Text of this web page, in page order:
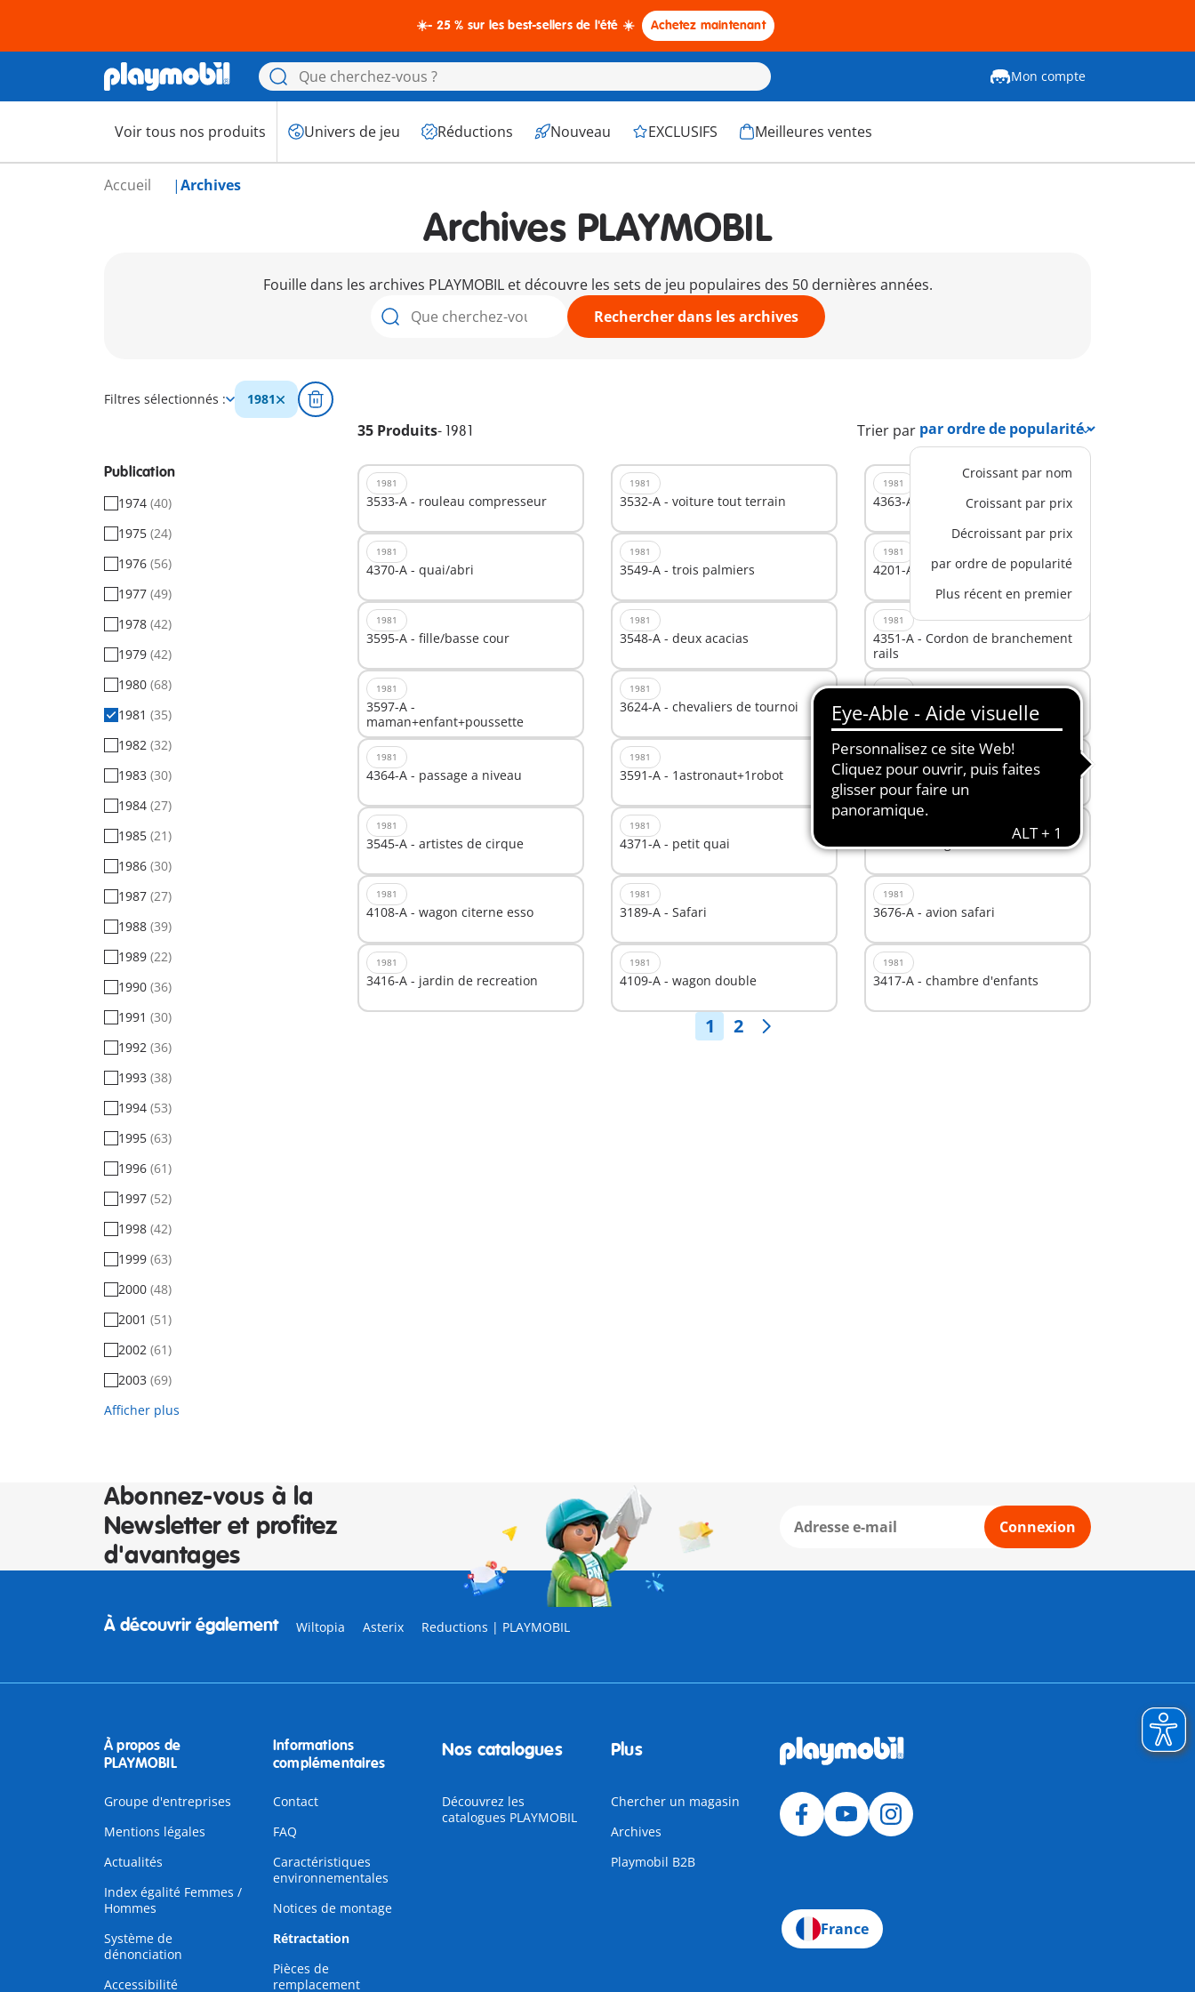
☀️- 25 % sur les best-sellers de l'été ☀️ Achetez maintenant
Mon compte
Voir tous nos produits Univers de jeu Réductions Nouveau EXCLUSIFS Meilleures ventes
Accueil Archives
Archives PLAYMOBIL
Fouille dans les archives PLAYMOBIL et découvre les sets de jeu populaires des 50 dernières années.
Rechercher dans les archives
Filtres sélectionnés : 1981
35 Produits- 1981 Trier par
Croissant par nom
Croissant par prix
Décroissant par prix
par ordre de popularité
Plus récent en premier
Publication
1974 (40)
1975 (24)
1976 (56)
1977 (49)
1978 (42)
1979 (42)
1980 (68)
1981 (35)
1982 (32)
1983 (30)
1984 (27)
1985 (21)
1986 (30)
1987 (27)
1988 (39)
1989 (22)
1990 (36)
1991 (30)
1992 (36)
1993 (38)
1994 (53)
1995 (63)
1996 (61)
1997 (52)
1998 (42)
1999 (63)
2000 (48)
2001 (51)
2002 (61)
2003 (69)
Afficher plus
1981
3533-A - rouleau compresseur
1981
3532-A - voiture tout terrain
1981
4363-A - cable d.raccor.4369
1981
4370-A - quai/abri
1981
3549-A - trois palmiers
1981
4201-A - transports paquets
1981
3595-A - fille/basse cour
1981
3548-A - deux acacias
1981
4351-A - Cordon de branchement
rails
1981
3597-A -
maman+enfant+poussette
1981
3624-A - chevaliers de tournoi
1981
4358-A - Régulateur de marche
pour utilisation en plein air
1981
4364-A - passage a niveau
1981
3591-A - 1astronaut+1robot
1981
3525-A - camion pompiers
1981
3545-A - artistes de cirque
1981
4371-A - petit quai 4110-A - Wagon bestiaux
1981
4108-A - wagon citerne esso
1981
3189-A - Safari
1981
3676-A - avion safari
1981
3416-A - jardin de recreation
1981
4109-A - wagon double
1981
3417-A - chambre d'enfants
1 2
Abonnez-vous à la
Newsletter et profitez
d'avantages
Connexion
À découvrir également Wiltopia Asterix Reductions | PLAYMOBIL
À propos de
PLAYMOBIL
Groupe d'entreprises
Mentions légales
Actualités
Index égalité Femmes /
Hommes
Système de
dénonciation
Accessibilité
Informations
complémentaires
Contact
FAQ
Caractéristiques
environnementales
Notices de montage
Rétractation
Pièces de
remplacement
Nos catalogues
Découvrez les
catalogues PLAYMOBIL
Plus
Chercher un magasin
Archives
Playmobil B2B
France